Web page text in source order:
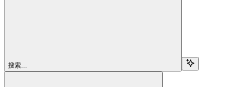
搜索...